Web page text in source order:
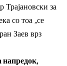
за
со тоа „се
Заев врз
напредок,